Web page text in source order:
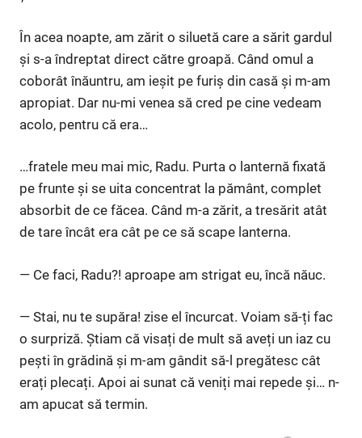
În acea noapte, am zărit o siluetă care a sărit gardul
și s-a îndreptat direct către groapă. Când omul a
coborât înăuntru, am ieșit pe furiș din casă și m-am
apropiat. Dar nu-mi venea să cred pe cine vedeam
acolo, pentru că era…
…fratele meu mai mic, Radu. Purta o lanternă fixată
pe frunte și se uita concentrat la pământ, complet
absorbit de ce făcea. Când m-a zărit, a tresărit atât
de tare încât era cât pe ce să scape lanterna.
— Ce faci, Radu?! aproape am strigat eu, încă năuc.
— Stai, nu te supăra! zise el încurcat. Voiam să-ți fac
o surpriză. Știam că visați de mult să aveți un iaz cu
pești în grădină și m-am gândit să-l pregătesc cât
erați plecați. Apoi ai sunat că veniți mai repede și… n-
am apucat să termin.